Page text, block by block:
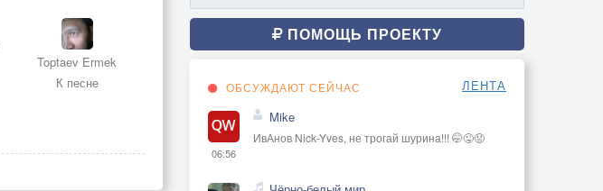
Toptaev Ermek
К песне
ПОМОЩЬ ПРОЕКТУ
ОБСУЖДАЮТ СЕЙЧАС ЛЕНТА
06:56
Mike
ИвАнов Nick-Yves, не трогай шурина!!! 🤭😜😡